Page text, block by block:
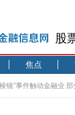
股
焦点
镜”事件触动金融业